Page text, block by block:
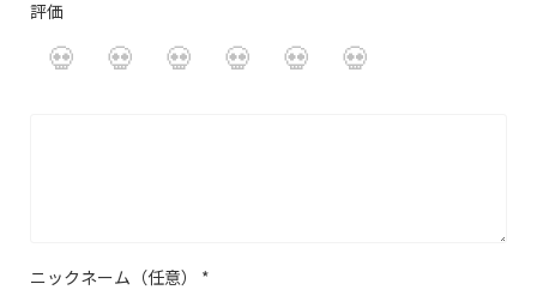
評価
ニックネーム（任意） *